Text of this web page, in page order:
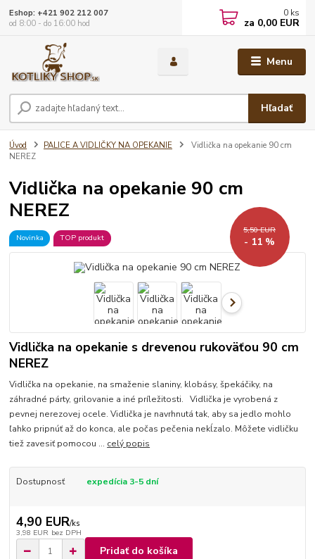
Menu
Hľadať
Eshop: +421 902 212 007
od 8:00 - do 16:00 hod
0 ks
za 0,00 EUR
Úvod PALICE A VIDLIČKY NA OPEKANIE
Vidlička na opekanie 90 cm
NEREZ
Vidlička na opekanie 90 cm
NEREZ
Novinka TOP produkt
5,50 EUR
- 11 %
Vidlička na opekanie s drevenou rukoväťou 90 cm
NEREZ
Vidlička na opekanie, na smaženie slaniny, klobásy, špekáčiky, na
záhradné párty, grilovanie a iné príležitosti. Vidlička je vyrobená z
pevnej nerezovej ocele. Vidlička je navrhnutá tak, aby sa jedlo mohlo
ľahko pripnúť až do konca, ale počas pečenia nekĺzalo. Môžete vidličku
tiež zavesiť pomocou ... celý popis
Dostupnosť expedícia 3-5 dní
4,90 EUR/ks
3,98 EUR bez DPH
Pridať do košíka